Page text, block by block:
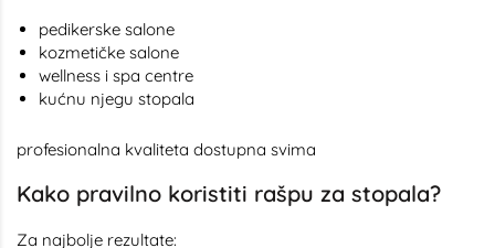
pedikerske salone
kozmetičke salone
wellness i spa centre
kućnu njegu stopala
profesionalna kvaliteta dostupna svima
Kako pravilno koristiti rašpu za stopala?
Za najbolje rezultate: